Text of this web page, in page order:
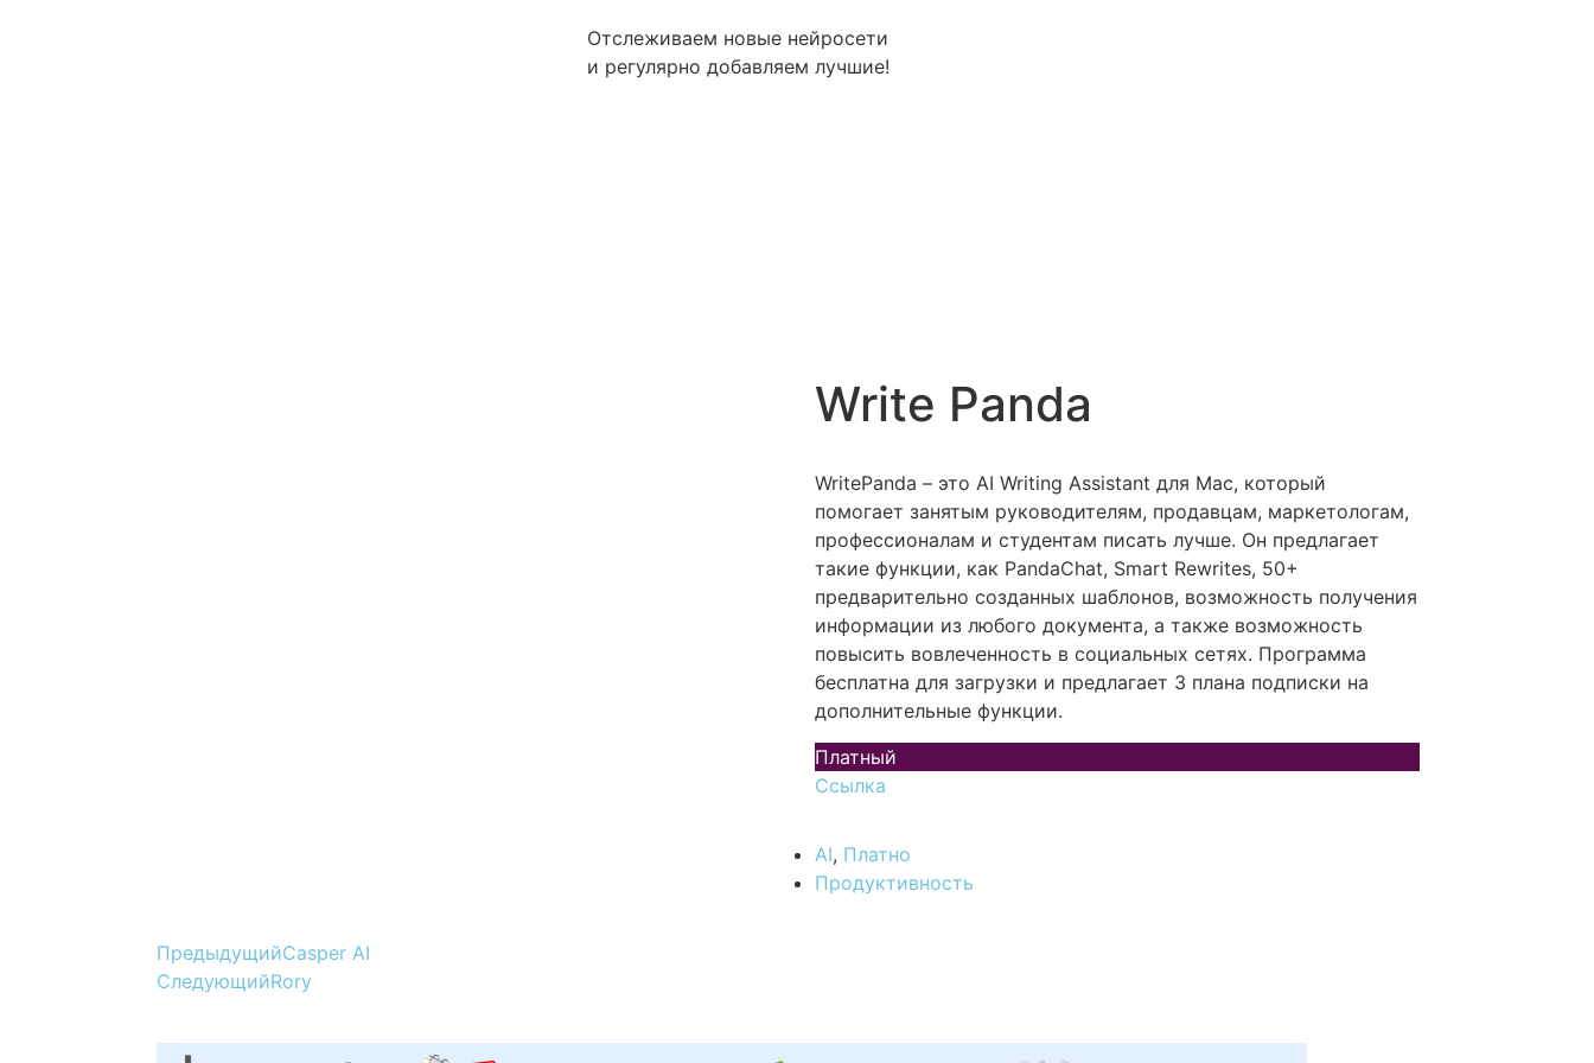
Отслеживаем новые нейросети
и регулярно добавляем лучшие!
Write Panda
WritePanda – это AI Writing Assistant для Mac, который
помогает занятым руководителям, продавцам, маркетологам,
профессионалам и студентам писать лучше. Он предлагает
такие функции, как PandaChat, Smart Rewrites, 50+
предварительно созданных шаблонов, возможность получения
информации из любого документа, а также возможность
повысить вовлеченность в социальных сетях. Программа
бесплатна для загрузки и предлагает 3 плана подписки на
дополнительные функции.
Платный
Ссылка
AI, Платно
Продуктивность
ПредыдущийCasper AI
СледующийRory